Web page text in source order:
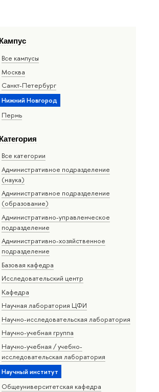
Кампус
Все кампусы
Москва
Санкт-Петербург
Нижний Новгород
Пермь
Категория
Все категории
Административное подразделение
(наука)
Административное подразделение
(образование)
Административно-управленческое
подразделение
Административно-хозяйственное
подразделение
Базовая кафедра
Исследовательский центр
Кафедра
Научная лаборатория ЦФИ
Научно-исследовательская лаборатория
Научно-учебная группа
Научно-учебная / учебно-
исследовательская лаборатория
Научный институт
Общеуниверситетская кафедра